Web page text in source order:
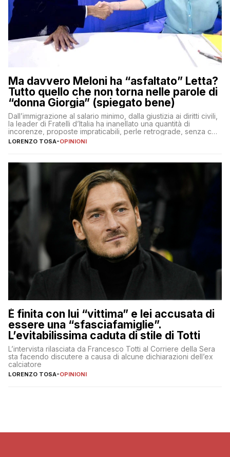
Ma davvero Meloni ha “asfaltato” Letta?
Tutto quello che non torna nelle parole di
“donna Giorgia” (spiegato bene)
Dall’immigrazione al salario minimo, dalla giustizia ai diritti civili,
la leader di Fratelli d’Italia ha inanellato una quantità di
incorenze, proposte impraticabili, perle retrograde, senza che
nessuno – a destra come a sinistra – glielo abbia fatto notare
LORENZO TOSA-OPINIONI
È finita con lui “vittima” e lei accusata di
essere una “sfasciafamiglie”.
L’evitabilissima caduta di stile di Totti
L’intervista rilasciata da Francesco Totti al Corriere della Sera
sta facendo discutere a causa di alcune dichiarazioni dell’ex
calciatore
LORENZO TOSA-OPINIONI